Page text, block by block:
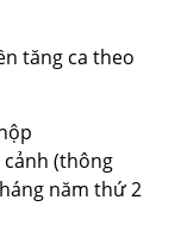
tăng ca theo
(thông
năm thứ 2